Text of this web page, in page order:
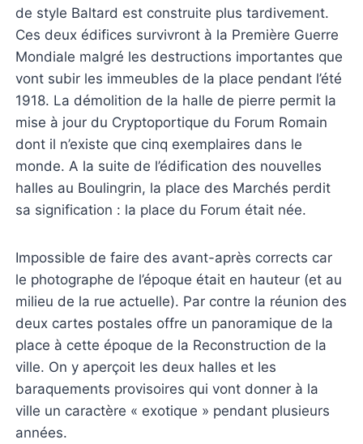
de style Baltard est construite plus tardivement.
Ces deux édifices survivront à la Première Guerre
Mondiale malgré les destructions importantes que
vont subir les immeubles de la place pendant l’été
1918. La démolition de la halle de pierre permit la
mise à jour du Cryptoportique du Forum Romain
dont il n’existe que cinq exemplaires dans le
monde. A la suite de l’édification des nouvelles
halles au Boulingrin, la place des Marchés perdit
sa signification : la place du Forum était née.
Impossible de faire des avant-après corrects car
le photographe de l’époque était en hauteur (et au
milieu de la rue actuelle). Par contre la réunion des
deux cartes postales offre un panoramique de la
place à cette époque de la Reconstruction de la
ville. On y aperçoit les deux halles et les
baraquements provisoires qui vont donner à la
ville un caractère « exotique » pendant plusieurs
années.